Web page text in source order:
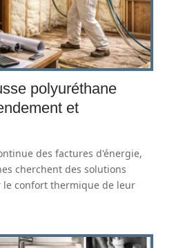
polyuréthane
et
des factures d'énergie,
cherchent des solutions
le confort thermique de leur